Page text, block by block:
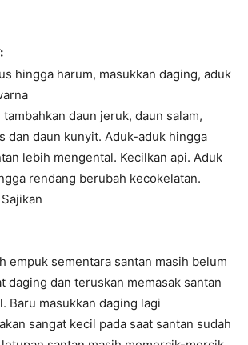
hingga harum, masukkan daging, aduk
daun jeruk, daun salam,
dan daun kunyit. Aduk-aduk hingga
lebih mengental. Kecilkan api. Aduk
rendang berubah kecokelatan.
empuk sementara santan masih belum
daging dan teruskan memasak santan
Baru masukkan daging lagi
sangat kecil pada saat santan sudah